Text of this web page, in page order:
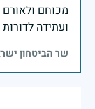
מכוחם
ועתידה
שר הביטחון